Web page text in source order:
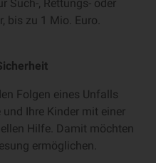
Such-, Rettungs- oder
bis zu 1 Mio. Euro.
Folgen eines Unfalls
Ihre Kinder mit einer
Hilfe. Damit möchten
ermöglichen.